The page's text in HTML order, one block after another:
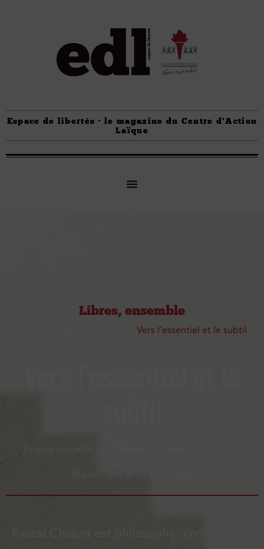
Espace de libertés · le magazine du Centre d'Action
Laïque
Libres, ensemble
Vers l’essentiel et le subtil